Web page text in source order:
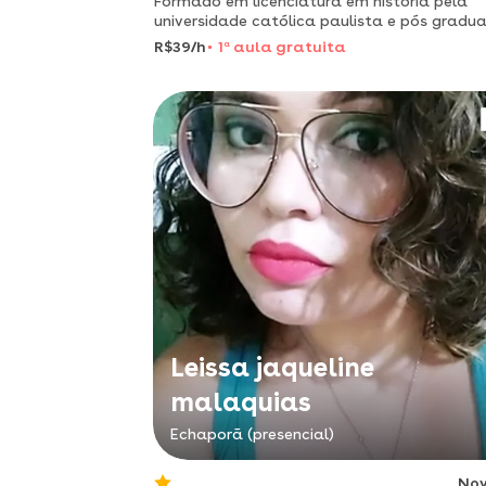
universidade católica paulista e pós
R$39/h
1 a aula gratuita
Leissa jaqueline
malaquias
Echaporã (presencial)